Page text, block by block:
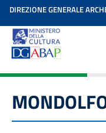
contenuto
DIREZIONE GENERALE